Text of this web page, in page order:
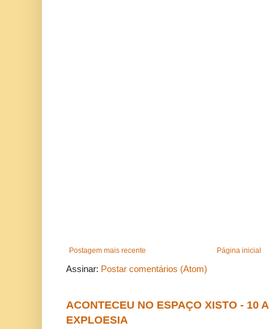
Postagem mais recente Página inicial
Assinar: Postar comentários (Atom)
ACONTECEU NO ESPAÇO XISTO - 10
EXPLOESIA